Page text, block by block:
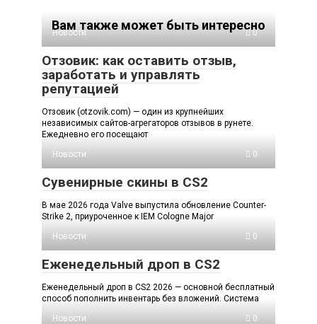
Вам также может быть интересно
Новости 0
Отзовик: как оставить отзыв,
заработать и управлять
репутацией
Отзовик (otzovik.com) — один из крупнейших
независимых сайтов-агрегаторов отзывов в рунете.
Ежедневно его посещают
Новости
0
Сувенирные скины в CS2
В мае 2026 года Valve выпустила обновление Counter-
Strike 2, приуроченное к IEM Cologne Major
Новости
0
Еженедельный дроп в CS2
Еженедельный дроп в CS2 2026 — основной бесплатный
способ пополнить инвентарь без вложений. Система
Новости
0